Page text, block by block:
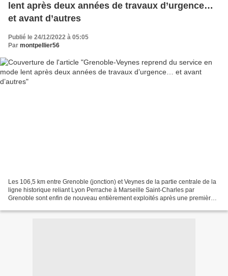
lent après deux années de travaux d’urgence…
et avant d’autres
Publié le 24/12/2022 à 05:05
Par montpellier56
Les 106,5 km entre Grenoble (jonction) et Veynes de la partie centrale de la
ligne historique reliant Lyon Perrache à Marseille Saint-Charles par
Grenoble sont enfin de nouveau entièrement exploités après une première